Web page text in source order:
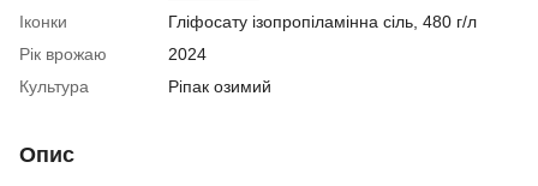
Іконки
Гліфосату ізопропіламінна сіль, 480 г/л
Рік врожаю
2024
Культура
Ріпак озимий
Опис